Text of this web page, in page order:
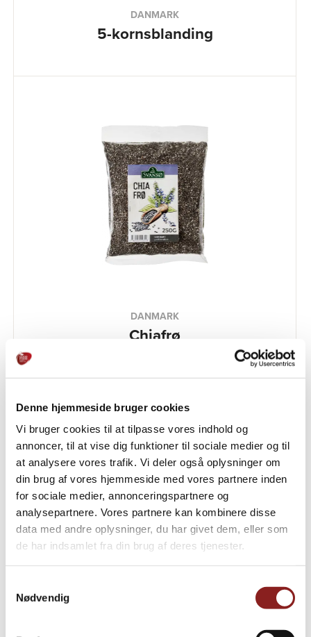
Denne hjemmeside bruger cookies
Vi bruger cookies til at tilpasse vores indhold og
annoncer, til at vise dig funktioner til sociale medier og til
at analysere vores trafik. Vi deler også oplysninger om
din brug af vores hjemmeside med vores partnere inden
for sociale medier, annonceringspartnere og
analysepartnere. Vores partnere kan kombinere disse
data med andre oplysninger, du har givet dem, eller som
de har indsamlet fra din brug af deres tjenester.
Nødvendig
DANMARK
5-kornsblanding
DANMARK
Chiafrø